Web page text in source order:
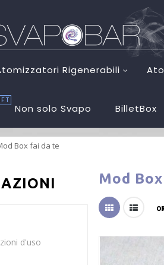
Rigenerabili
Non solo Svapo BilletBox
Box fai da te
d'uso
Mod